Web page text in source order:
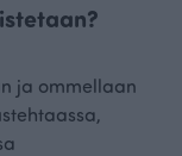
ja ommellaan